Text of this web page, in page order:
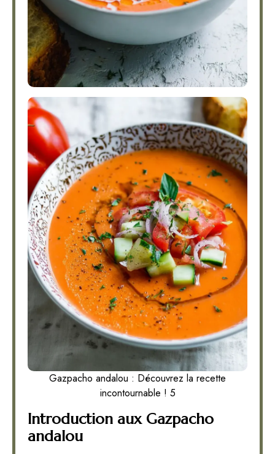
Gazpacho andalou : Découvrez la recette
incontournable ! 5
Introduction aux Gazpacho
andalou